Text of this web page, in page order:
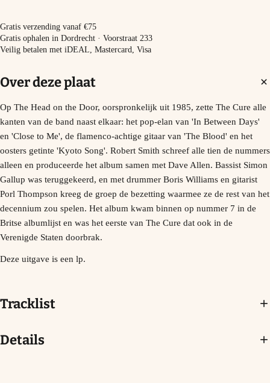
− +
Gratis verzending vanaf €75
Gratis ophalen in Dordrecht · Voorstraat 233
Veilig betalen met iDEAL, Mastercard, Visa
Over deze plaat
Op The Head on the Door, oorspronkelijk uit 1985, zette The Cure alle
kanten van de band naast elkaar: het pop-elan van 'In Between Days'
en 'Close to Me', de flamenco-achtige gitaar van 'The Blood' en het
oosters getinte 'Kyoto Song'. Robert Smith schreef alle tien de nummers
alleen en produceerde het album samen met Dave Allen. Bassist Simon
Gallup was teruggekeerd, en met drummer Boris Williams en gitarist
Porl Thompson kreeg de groep de bezetting waarmee ze de rest van het
decennium zou spelen. Het album kwam binnen op nummer 7 in de
Britse albumlijst en was het eerste van The Cure dat ook in de
Verenigde Staten doorbrak.
Deze uitgave is een lp.
Tracklist
Details